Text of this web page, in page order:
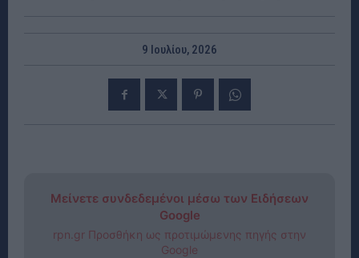
9 Ιουλίου, 2026
Μείνετε συνδεδεμένοι μέσω των Ειδήσεων
Google
rpn.gr Προσθήκη ως προτιμώμενης πηγής στην
Google